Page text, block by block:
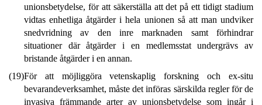
unionsbetydelse, för att säkerställa att det på ett tidigt stadium
vidtas enhetliga åtgärder i hela unionen så att man undviker
snedvridning av den inre marknaden samt förhindrar
situationer där åtgärder i en medlemsstat undergrävs av
bristande åtgärder i en annan.
(19)För att möjliggöra vetenskaplig forskning och ex-situ
bevarandeverksamhet, måste det införas särskilda regler för de
invasiva främmande arter av unionsbetydelse som ingår i